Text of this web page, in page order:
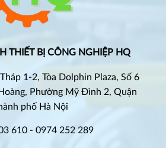
THIẾT BỊ CÔNG NGHIỆP HQ
1-2, Tòa Dolphin Plaza, Số 6
Phường Mỹ Đình 2, Quận
phố Hà Nội
610 - 0974 252 289